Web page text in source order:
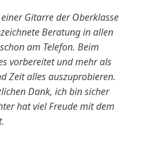
Gitarre der Oberklasse
Beratung in allen
am Telefon. Beim
vorbereitet und mehr als
Zeit alles auszuprobieren.
Dank, ich bin sicher
hat viel Freude mit dem